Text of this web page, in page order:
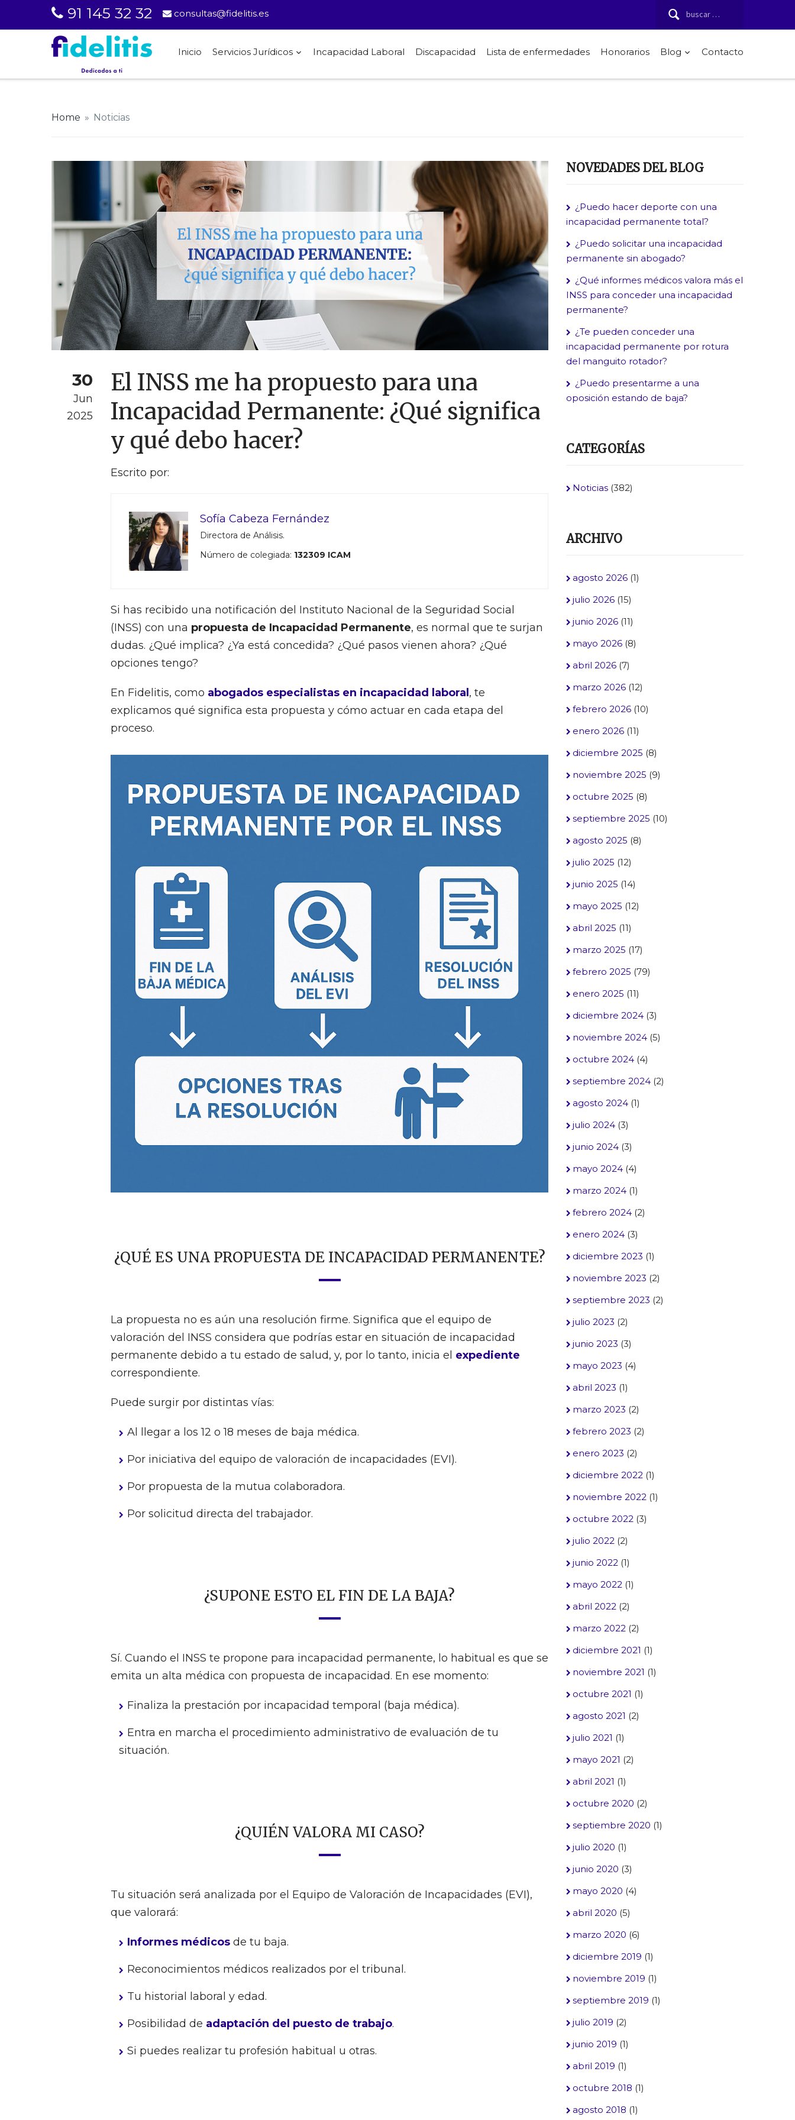
Buscar:
91 145 32 32 consultas@fidelitis.es
Inicio Servicios Jurídicos Incapacidad Laboral Discapacidad Lista de enfermedades Honorarios Blog Contacto
Home » Noticias
30
Jun
2025
El INSS me ha propuesto para una
Incapacidad Permanente: ¿Qué significa
y qué debo hacer?
Escrito por:
Sofía Cabeza Fernández
Directora de Análisis.
Número de colegiada: 132309 ICAM
Si has recibido una notificación del Instituto Nacional de la Seguridad Social
(INSS) con una propuesta de Incapacidad Permanente, es normal que te surjan
dudas. ¿Qué implica? ¿Ya está concedida? ¿Qué pasos vienen ahora? ¿Qué
opciones tengo?
En Fidelitis, como abogados especialistas en incapacidad laboral , te
explicamos qué significa esta propuesta y cómo actuar en cada etapa del
proceso.
¿QUÉ ES UNA PROPUESTA DE INCAPACIDAD PERMANENTE?
La propuesta no es aún una resolución firme. Significa que el equipo de
valoración del INSS considera que podrías estar en situación de incapacidad
permanente debido a tu estado de salud, y, por lo tanto, inicia el expediente
correspondiente.
Puede surgir por distintas vías:
Al llegar a los 12 o 18 meses de baja médica.
Por iniciativa del equipo de valoración de incapacidades (EVI).
Por propuesta de la mutua colaboradora.
Por solicitud directa del trabajador.
¿SUPONE ESTO EL FIN DE LA BAJA?
Sí. Cuando el INSS te propone para incapacidad permanente, lo habitual es que se
emita un alta médica con propuesta de incapacidad. En ese momento:
Finaliza la prestación por incapacidad temporal (baja médica).
Entra en marcha el procedimiento administrativo de evaluación de tu
situación.
¿QUIÉN VALORA MI CASO?
Tu situación será analizada por el Equipo de Valoración de Incapacidades (EVI),
que valorará:
Informes médicos de tu baja.
Reconocimientos médicos realizados por el tribunal.
Tu historial laboral y edad.
Posibilidad de adaptación del puesto de trabajo.
Si puedes realizar tu profesión habitual u otras.
NOVEDADES DEL BLOG
¿Puedo hacer deporte con una
incapacidad permanente total?
¿Puedo solicitar una incapacidad
permanente sin abogado?
¿Qué informes médicos valora más el
INSS para conceder una incapacidad
permanente?
¿Te pueden conceder una
incapacidad permanente por rotura
del manguito rotador?
¿Puedo presentarme a una
oposición estando de baja?
CATEGORÍAS
Noticias (382)
ARCHIVO
agosto 2026 (1)
julio 2026 (15)
junio 2026 (11)
mayo 2026 (8)
abril 2026 (7)
marzo 2026 (12)
febrero 2026 (10)
enero 2026 (11)
diciembre 2025 (8)
noviembre 2025 (9)
octubre 2025 (8)
septiembre 2025 (10)
agosto 2025 (8)
julio 2025 (12)
junio 2025 (14)
mayo 2025 (12)
abril 2025 (11)
marzo 2025 (17)
febrero 2025 (79)
enero 2025 (11)
diciembre 2024 (3)
noviembre 2024 (5)
octubre 2024 (4)
septiembre 2024 (2)
agosto 2024 (1)
julio 2024 (3)
junio 2024 (3)
mayo 2024 (4)
marzo 2024 (1)
febrero 2024 (2)
enero 2024 (3)
diciembre 2023 (1)
noviembre 2023 (2)
septiembre 2023 (2)
julio 2023 (2)
junio 2023 (3)
mayo 2023 (4)
abril 2023 (1)
marzo 2023 (2)
febrero 2023 (2)
enero 2023 (2)
diciembre 2022 (1)
noviembre 2022 (1)
octubre 2022 (3)
julio 2022 (2)
junio 2022 (1)
mayo 2022 (1)
abril 2022 (2)
marzo 2022 (2)
diciembre 2021 (1)
noviembre 2021 (1)
octubre 2021 (1)
agosto 2021 (2)
julio 2021 (1)
mayo 2021 (2)
abril 2021 (1)
octubre 2020 (2)
septiembre 2020 (1)
julio 2020 (1)
junio 2020 (3)
mayo 2020 (4)
abril 2020 (5)
marzo 2020 (6)
diciembre 2019 (1)
noviembre 2019 (1)
septiembre 2019 (1)
julio 2019 (2)
junio 2019 (1)
abril 2019 (1)
octubre 2018 (1)
agosto 2018 (1)